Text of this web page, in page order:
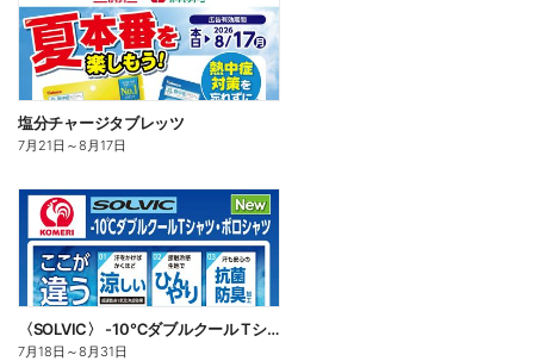
塩分チャージタブレッツ
7月21日 ～8月17日
〈SOLVIC〉 -10℃ダブルクール Tシャツ・ポロシャツ
7月18日 ～8月31日